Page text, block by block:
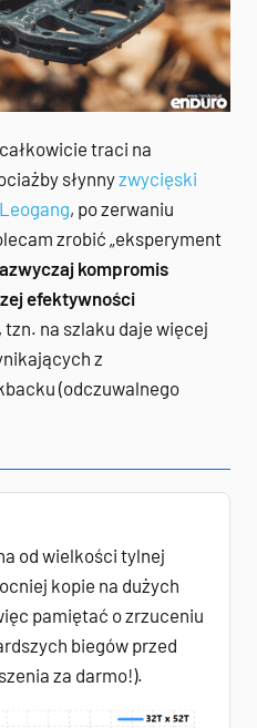
traci na
słynnyzwycięski
, po zerwaniu
zrobić „eksperyment
kompromis
efektywności
, tzn. na szlaku daje więcej
z
(odczuwalnego
od wielkości tylnej
kopie na dużych
pamiętać o zrzuceniu
biegów przed
za darmo!).